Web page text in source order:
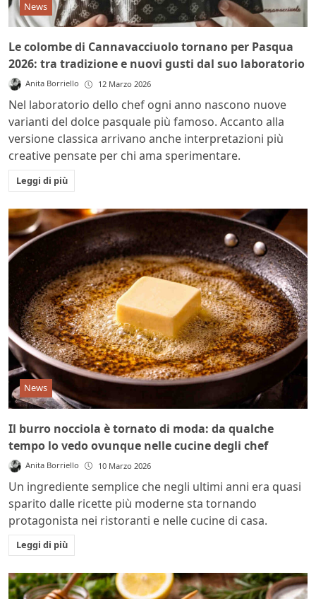
News
Le colombe di Cannavacciuolo tornano per Pasqua
2026: tra tradizione e nuovi gusti dal suo laboratorio
Anita Borriello 12 Marzo 2026
Nel laboratorio dello chef ogni anno nascono nuove
varianti del dolce pasquale più famoso. Accanto alla
versione classica arrivano anche interpretazioni più
creative pensate per chi ama sperimentare.
Leggi di più
News
Il burro nocciola è tornato di moda: da qualche
tempo lo vedo ovunque nelle cucine degli chef
Anita Borriello 10 Marzo 2026
Un ingrediente semplice che negli ultimi anni era quasi
sparito dalle ricette più moderne sta tornando
protagonista nei ristoranti e nelle cucine di casa.
Leggi di più